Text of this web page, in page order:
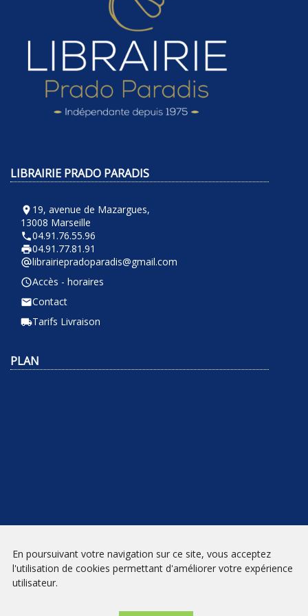
LIBRAIRIE PRADO PARADIS
room 19, avenue de Mazargues,
13008 Marseille
phone04.91.76.55.96
local_printshop04.91.77.81.91
alternate_emaillibrairiepradoparadis@gmail.com
query_builderAccès - horaires
emailContact
local_shippingTarifs Livraison
PLAN
NEWSLETTER
En poursuivant votre navigation sur ce site, vous acceptez
l'utilisation de cookies permettant d'améliorer votre expérience
utilisateur.